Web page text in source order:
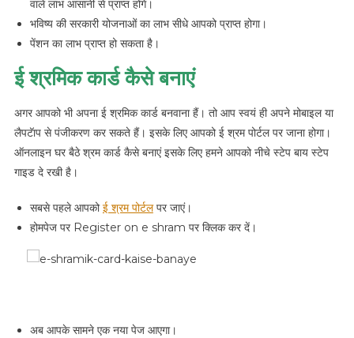
वाले लाभ आसानी से प्राप्त होंगे।
भविष्य की सरकारी योजनाओं का लाभ सीधे आपको प्राप्त होगा।
पेंशन का लाभ प्राप्त हो सकता है।
ई श्रमिक कार्ड कैसे बनाएं
अगर आपको भी अपना ई श्रमिक कार्ड बनवाना हैं। तो आप स्वयं ही अपने मोबाइल या
लैपटॅाप से पंजीकरण कर सकते हैं। इसके लिए आपको ई श्रम पोर्टल पर जाना होगा।
ऑनलाइन घर बैठे श्रम कार्ड कैसे बनाएं इसके लिए हमने आपको नीचे स्टेप बाय स्टेप
गाइड दे रखी है।
सबसे पहले आपकोई श्रम पोर्टलपर जाएं।
होमपेज पर Register on e shram पर क्लिक कर दें।
अब आपके सामने एक नया पेज आएगा।